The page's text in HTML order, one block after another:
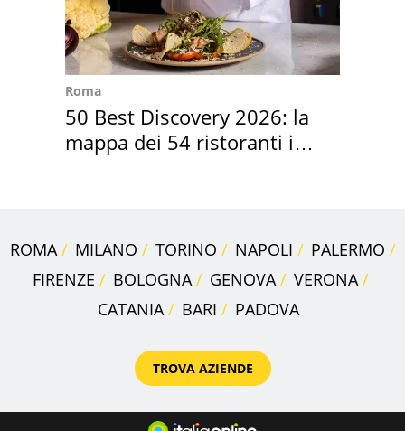
Roma
50 Best Discovery 2026: la
mappa dei 54 ristoranti in
ROMA MILANO TORINO NAPOLI
PALERMO
FIRENZE
BOLOGNA GENOVA
VERONA
CATANIA
BARI PADOVA
TROVA AZIENDE